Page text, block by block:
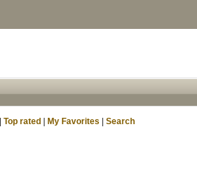
Top rated My Favorites Search